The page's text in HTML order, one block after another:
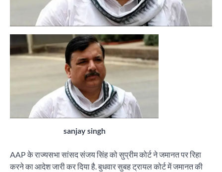
sanjay singh
AAP के राज्यसभा सांसद संजय सिंह को सुप्रीम कोर्ट ने जमानत पर रिहा
करने का आदेश जारी कर दिया है. बुधवार सुबह ट्रायल कोर्ट में जमानत की